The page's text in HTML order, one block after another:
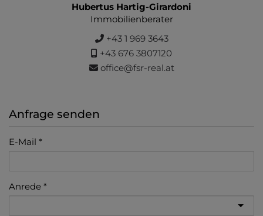
Hubertus Hartig-Girardoni
Immobilienberater
+43 1 969 3643
+43 676 3807120
office@fsr-real.at
Anfrage senden
E-Mail
Anrede